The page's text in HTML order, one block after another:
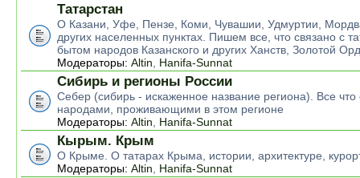
Татарстан
О Казани, Уфе, Пензе, Коми, Чувашии, Удмуртии,
других населенных пунктах. Пишем все, что связано с
бытом народов Казанского и других Ханств, Золотой
Модераторы: Altin Hanifa-Sunnat
Сибирь и регионы России
Себер (сибирь - искаженное название региона). Все что
народами, проживающими в этом регионе
Модераторы: Altin Hanifa-Sunnat
Кырым. Крым
О Крыме. О татарах Крыма, истории, архитектуре,
Модераторы: Altin Hanifa-Sunnat